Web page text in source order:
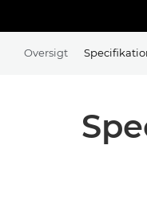
Oversigt